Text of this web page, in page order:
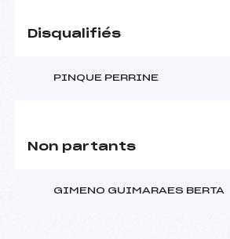
Disqualifiés
PINQUE PERRINE
Non partants
GIMENO GUIMARAES BERTA